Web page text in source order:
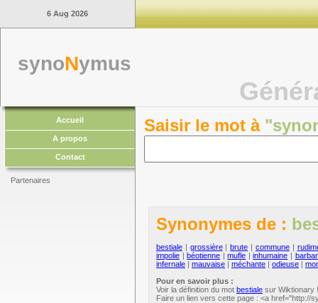
6 Aug 2026
synoNymus
Accueil
A propos
Contact
Partenaires
Saisir le mot à
Synonymes de :
bestiale | grossière|brute | commune|
impolie |béotienne |mufle |inhumaine |
infernale | mauvaise | méchante | odieuse |
Pour en savoir plus :
Voir la définition du mot bestiale sur Wiktionary !
Faire un lien vers cette page : <a href="http://